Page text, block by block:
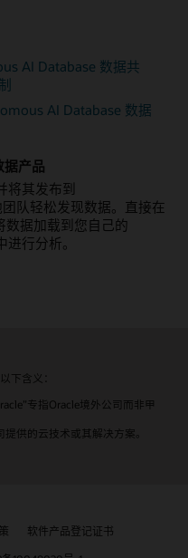
AI Database 数据共
AI Database 数据
产品
其发布到
队轻松发现数据。直接在
据加载到您自己的
行分析。
下含义：
专指Oracle境外公司而非甲
供的云技术或其解决方案。
软件产品登记证书